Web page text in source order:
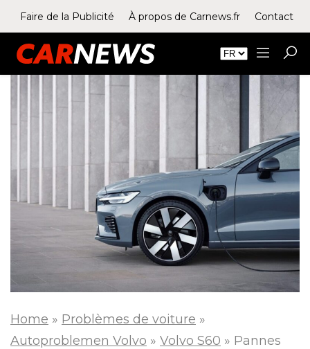
Faire de la Publicité À propos de Carnews.fr Contact
Home » Problèmes de voiture »
Autoproblemen Volvo » Volvo S60 » Pannes